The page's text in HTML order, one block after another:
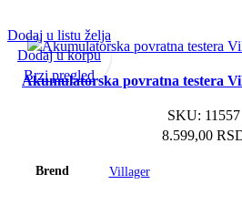
Akumulatorska povratna testera
SKU: 11557
8.599,00
Brend Villager
Dodaj u listu želja
Dodaj u korpu
Brzi pregled